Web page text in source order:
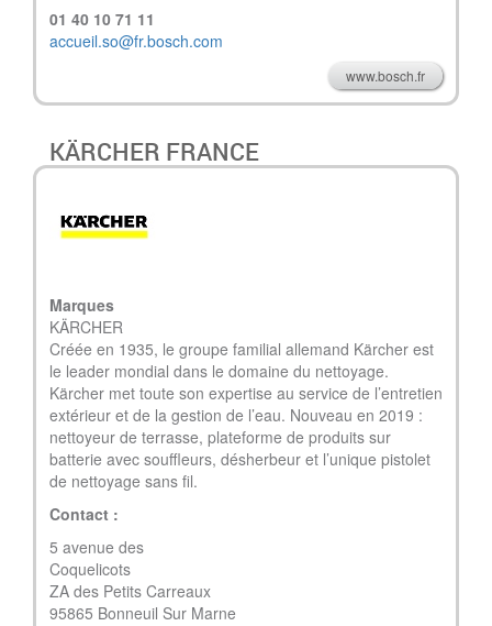
01 40 10 71 11
accueil.so@fr.bosch.com
www.bosch.fr
KÄRCHER FRANCE
Marques
KÄRCHER
Créée en 1935, le groupe familial allemand Kärcher est
le leader mondial dans le domaine du nettoyage.
Kärcher met toute son expertise au service de l’entretien
extérieur et de la gestion de l’eau. Nouveau en 2019 :
nettoyeur de terrasse, plateforme de produits sur
batterie avec souffleurs, désherbeur et l’unique pistolet
de nettoyage sans fil.
Contact :
5 avenue des
ZA des Petits Carreaux
95865 Bonneuil Sur Marne